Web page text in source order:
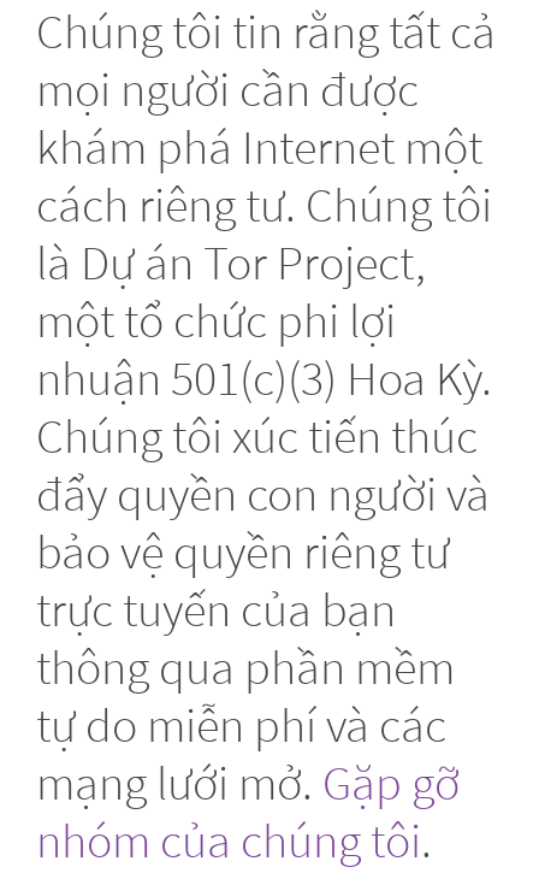
Chúng tôi tin rằng tất cả
mọi người cần được
khám phá Internet một
cách riêng tư. Chúng tôi
là Dự án Tor Project,
một tổ chức phi lợi
nhuận 501(c)(3) Hoa Kỳ.
Chúng tôi xúc tiến thúc
đẩy quyền con người và
bảo vệ quyền riêng tư
trực tuyến của bạn
thông qua phần mềm
tự do miễn phí và các
mạng lưới mở. Gặp gỡ
nhóm của chúng tôi.